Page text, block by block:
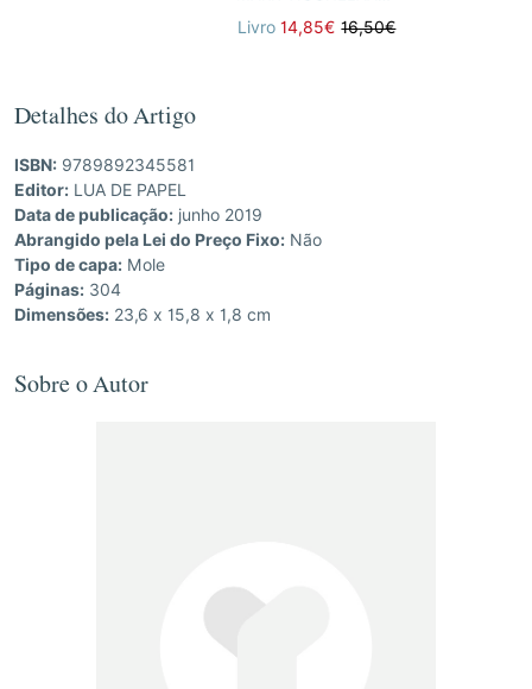
Livro14,85€ 16,50€
Detalhes do Artigo
ISBN: 9789892345581
Editor: LUA DE PAPEL
Data de publicação: junho 2019
Abrangido pela Lei do Preço Fixo: Não
Tipo de capa: Mole
Páginas: 304
Dimensões: 23,6 x 15,8 x 1,8 cm
Sobre o Autor